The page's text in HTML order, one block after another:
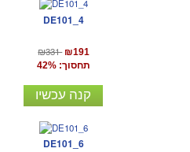
DE101_4
₪331 ₪191
תחסוך: 42%
קנה עכשיו
DE101_6